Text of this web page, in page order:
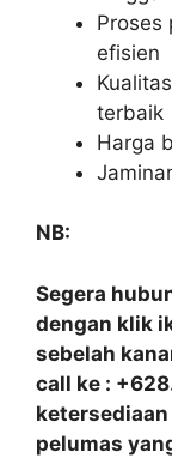
Proses
efisien
terbaik
Harga
NB:
Segera
dengan klik
sebelah
call ke :
pelumas